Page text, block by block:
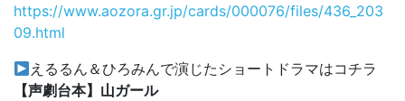
https://www.aozora.gr.jp/cards/000076/files/436_203
09.html
えるるん＆ひろみんで演じたショートドラマはコチラ
【声劇台本】山ガール